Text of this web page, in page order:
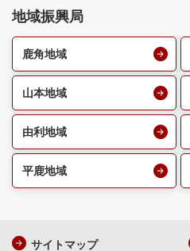
地域振興局
鹿角地域
山本地域
由利地域
平鹿地域
サイトマップ